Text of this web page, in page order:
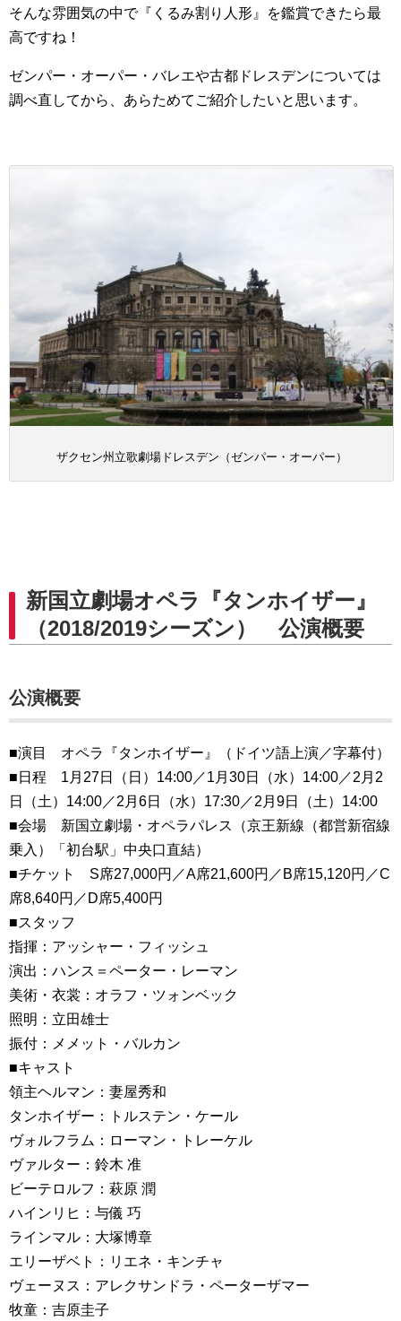
そんな雰囲気の中で『くるみ割り人形』を鑑賞できたら最
高ですね！
ゼンパー・オーパー・バレエや古都ドレスデンについては
調べ直してから、あらためてご紹介したいと思います。
ザクセン州立歌劇場ドレスデン（ゼンパー・オーパー）
新国立劇場オペラ『タンホイザー』
（2018/2019シーズン） 公演概要
公演概要
■演目 オペラ『タンホイザー』（ドイツ語上演／字幕付）
■日程 1月27日（日）14:00／1月30日（水）14:00／2月2
日（土）14:00／2月6日（水）17:30／2月9日（土）14:00
■会場 新国立劇場・オペラパレス（京王新線（都営新宿線
乗入）「初台駅」中央口直結）
■チケット S席27,000円／A席21,600円／B席15,120円／C
席8,640円／D席5,400円
■スタッフ
指揮：アッシャー・フィッシュ
演出：ハンス＝ペーター・レーマン
美術・衣裳：オラフ・ツォンベック
照明：立田雄士
振付：メメット・バルカン
■キャスト
領主ヘルマン：妻屋秀和
タンホイザー：トルステン・ケール
ヴォルフラム：ローマン・トレーケル
ヴァルター：鈴木 准
ビーテロルフ：萩原 潤
ハインリヒ：与儀 巧
ラインマル：大塚博章
エリーザベト：リエネ・キンチャ
ヴェーヌス：アレクサンドラ・ペーターザマー
牧童：吉原圭子